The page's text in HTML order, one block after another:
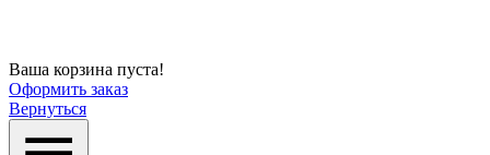
Ваша корзина пуста!
Оформить заказ
Вернуться